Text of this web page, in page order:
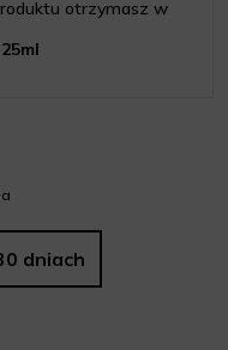
otrzymasz w
dniach